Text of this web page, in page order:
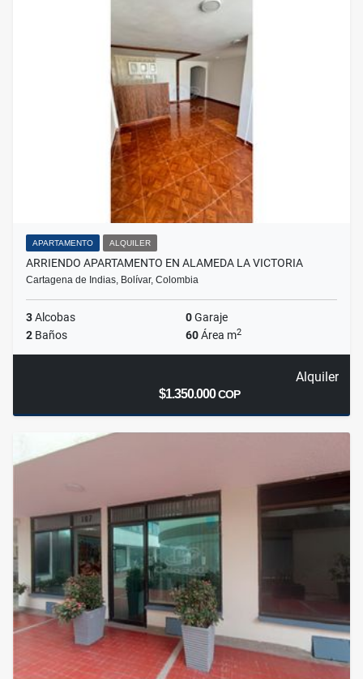
APARTAMENTO ALQUILER
ARRIENDO APARTAMENTO EN ALAMEDA LA VICTORIA
Cartagena de Indias, Bolívar, Colombia
3Alcobas 0Garaje
2 Baños 60Área m2
Alquiler
$1.350.000COP